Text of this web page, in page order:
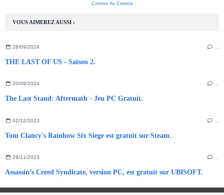
VOUS AIMEREZ AUSSI :
28/09/2024
THE LAST OF US - Saison 2.
20/09/2024
The Last Stand: Aftermath - Jeu PC Gratuit.
02/12/2023
Tom Clancy's Rainbow Six Siege est gratuit sur Steam.
29/11/2023 …
Assassin’s Creed Syndicate, version PC, est gratuit sur UBISOFT.
Comme Au Cinema